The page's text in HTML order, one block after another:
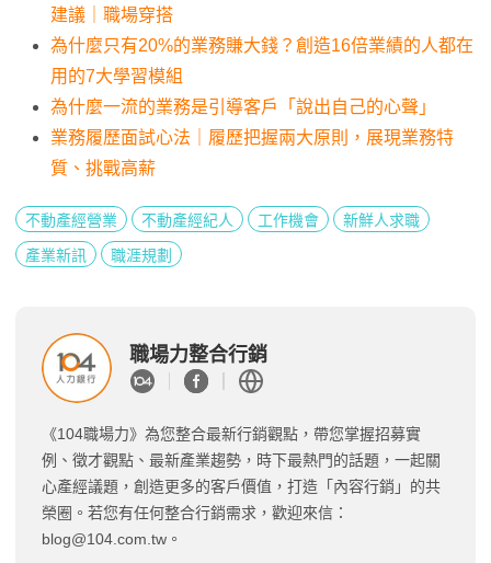
建議｜職場穿搭
為什麼只有20%的業務賺大錢？創造16倍業績的人都在
用的7大學習模組
為什麼一流的業務是引導客戶「說出自己的心聲」
業務履歷面試心法｜履歷把握兩大原則，展現業務特
質、挑戰高薪
不動產經營業 不動產經紀人 工作機會
新鮮人求職
產業新訊
職涯規劃
職場力整合行銷
《104職場力》為您整合最新行銷觀點，帶您掌握招募實
例、徵才觀點、最新產業趨勢，時下最熱門的話題，一起關
心產經議題，創造更多的客戶價值，打造「內容行銷」的共
榮圈。若您有任何整合行銷需求，歡迎來信：
blog@104.com.tw 。